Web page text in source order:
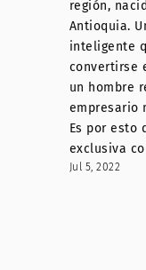
región,
Antioquia.
inteligente
convertirse
un hombre
empresario
Es por esto
exclusiva
Jul 5, 2022